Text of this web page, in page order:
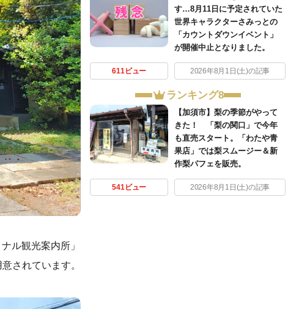
ル観光案内所」
されています。
す…8月11日に予定されていた
世界キャラクターさみっとの
「カウントダウンイベント」
が開催中止となりました。
611ビュー 2026年8月1日(土)の記事
ランキング8
【加須市】梨の季節がやって
きた！ 「梨の関口」で今年
も直売スタート。「わたや青
果店」では梨スムージー＆新
作梨パフェを販売。
541ビュー 2026年8月1日(土)の記事